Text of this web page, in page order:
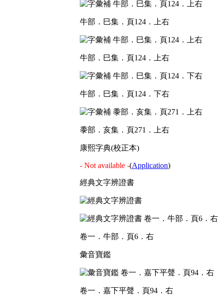
牛部．巳集．頁124．上右
牛部．巳集．頁124．上右
牛部．巳集．頁124．下右
黍部．亥集．頁271．上右
康熙字典(校正本)
- Not available -(Application)
經典文字辨證書
卷一．牛部．頁6．右
彙音寶鑑
卷一．嘉下平聲．頁94．右